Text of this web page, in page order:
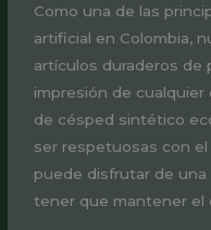
Como una de las
artificial en Colombia,
artículos duraderos de
impresión de
de césped sintético
ser respetuosas con
puede disfrutar de
tener que mantener el